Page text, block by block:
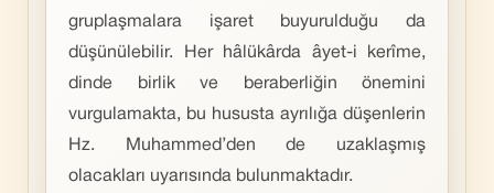
gruplaşmalara işaret buyurulduğu da
düşünülebilir. Her hâlükârda âyet-i kerîme,
dinde birlik ve beraberliğin önemini
vurgulamakta, bu hususta ayrılığa düşenlerin
Hz. Muhammed’den de uzaklaşmış
olacakları uyarısında bulunmaktadır.